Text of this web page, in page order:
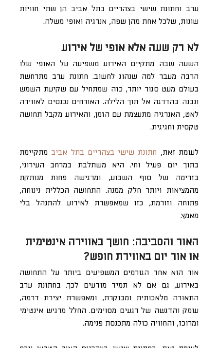
ערב וחתונת שישי בצהריים בתל אביב הן שתי חוויות
שונות, שלכל אחת מהן שפה, אנרגיה ואופי משלה.
לא רק שעה אלא אופי של אירוע
השעה שבה מתקיים האירוע משפיעה על האופי שלו
הרבה מעבר למה שנהוג לחשוב. חתונת ערב מתרחשת
בעולם מעט סגור יותר, כזה שמתחיל עם שקיעת השמש
ונבנה בהדרגה אל תוך הלילה. האורחים נכנסים לאווירה
לאט, האנרגיה מתעצמת עם הזמן, והאירוע מקבל תחושה
טקסית וחגיגית.
לעומת זאת, חתונת שישי בצהריים בתל אביב מתקיימת
בתוך יום פעיל וחי. היא משתלבת במרחב העירוני,
בזרימה של סוף השבוע, ומרגישה פחות מנותקת
מהמציאות ויותר חלק ממנה. התחושה הכללית נינוחה,
פתוחה וזורמת, כזו שמאפשרת לאירוע להתנהל בלי
מאמץ.
האור והסביבה: חושך באווירה אינטימית
או אור יום באווירת חופש?
אור הוא אחד הגורמים המשפיעים ביותר על התחושה
באירוע, גם אם לא תמיד מודעים לכך. בחתונת ערב
התאורה מלאכותית ומבוקרת, ומאפשרת יצירת דרמה,
עומק והדגשה של רגעים מסוימים. החלל מרגיש אינטימי
ומרוכז, והחוויה כולה מתכנסת פנימה.